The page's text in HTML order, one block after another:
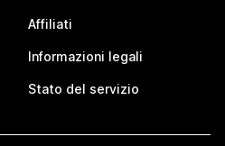
Affiliati
Informazioni legali
Stato del servizio